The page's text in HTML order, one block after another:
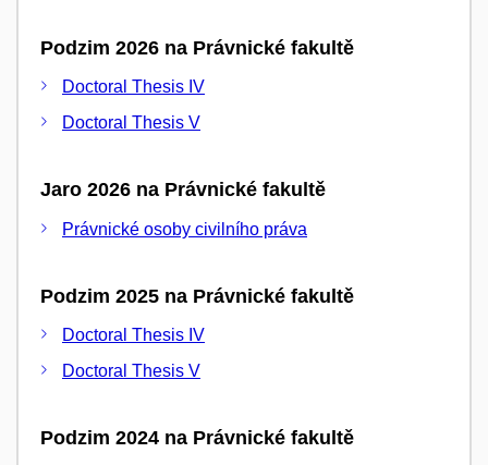
Podzim 2026 na Právnické fakultě
Doctoral Thesis IV
Doctoral Thesis V
Jaro 2026 na Právnické fakultě
Právnické osoby civilního práva
Podzim 2025 na Právnické fakultě
Doctoral Thesis IV
Doctoral Thesis V
Podzim 2024 na Právnické fakultě